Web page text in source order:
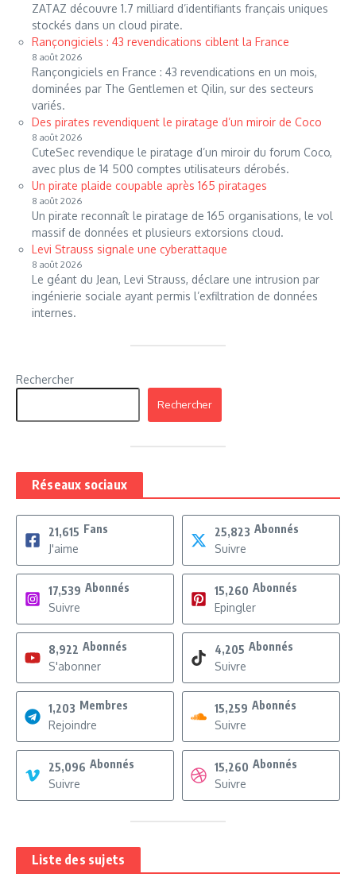
ZATAZ découvre 1.7 milliard d’identifiants français uniques
stockés dans un cloud pirate.
Rançongiciels : 43 revendications ciblent la France
8 août 2026
Rançongiciels en France : 43 revendications en un mois,
dominées par The Gentlemen et Qilin, sur des secteurs
variés.
Des pirates revendiquent le piratage d’un miroir de Coco
8 août 2026
CuteSec revendique le piratage d’un miroir du forum Coco,
avec plus de 14 500 comptes utilisateurs dérobés.
Un pirate plaide coupable après 165 piratages
8 août 2026
Un pirate reconnaît le piratage de 165 organisations, le vol
massif de données et plusieurs extorsions cloud.
Levi Strauss signale une cyberattaque
8 août 2026
Le géant du Jean, Levi Strauss, déclare une intrusion par
ingénierie sociale ayant permis l’exfiltration de données
internes.
Rechercher
Rechercher
Réseaux sociaux
21,615 Fans
J'aime
25,823 Abonnés
Suivre
17,539 Abonnés
Suivre
15,260 Abonnés
Epingler
8,922 Abonnés
S'abonner
4,205 Abonnés
Suivre
1,203 Membres
Rejoindre
15,259 Abonnés
Suivre
25,096 Abonnés
Suivre
15,260 Abonnés
Suivre
Liste des sujets